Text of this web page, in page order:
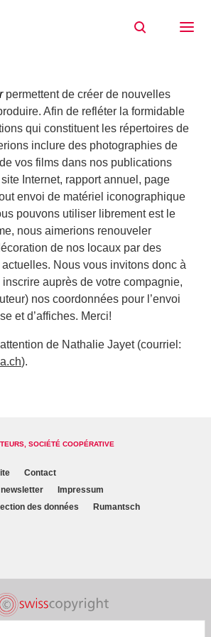
bienvenues
permettent de créer de nouvelles
Afin de refléter la formidable
qui constituent les répertoires de
inclure des photographies de
vos films dans nos publications
site Internet, rapport annuel, page
envoi de matériel iconographique
pouvons utiliser librement est le
nous aimerions renouveler
de nos locaux par des
Nous vous invitons donc à
auprès de votre compagnie,
nos coordonnées pour l’envoi
et d’affiches. Merci!
de Nathalie Jayet (courriel:
).
SOCIÉTÉ COOPÉRATIVE
Contact
Impressum
des données
Rumantsch